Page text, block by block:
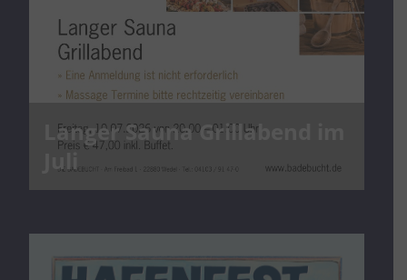
Langer Sauna Grillabend im
Juli